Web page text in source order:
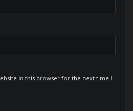
in this browser for the next time I